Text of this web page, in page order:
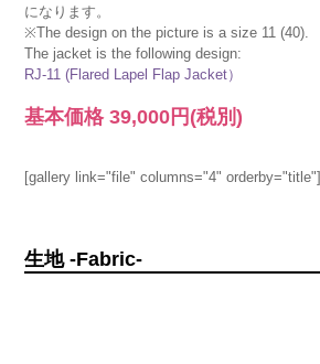
になります。
※The design on the picture is a size 11 (40).
The jacket is the following design:
RJ-11 (Flared Lapel Flap Jacket）
基本価格39,000円 (税別)
[gallery link="file" columns="4" orderby="title"]
生地 -Fabric-